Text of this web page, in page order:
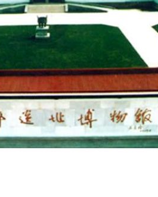
。1993年，市政府决定建
保护和展览，1995年8月
对外开放。